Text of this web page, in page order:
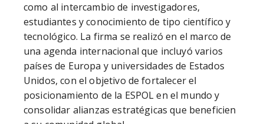
como al intercambio de investigadores,
estudiantes y conocimiento de tipo científico y
tecnológico. La firma se realizó en el marco de
una agenda internacional que incluyó varios
países de Europa y universidades de Estados
Unidos, con el objetivo de fortalecer el
posicionamiento de la ESPOL en el mundo y
consolidar alianzas estratégicas que beneficien